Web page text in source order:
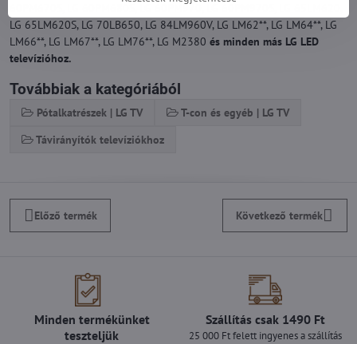
60PM670S, LG 60PM680S, LG 60PM970, LG 60PM970S, LG 65LM620,
LG 65LM620S, LG 70LB650, LG 84LM960V, LG LM62**, LG LM64**, LG
LM66**, LG LM67**, LG LM76**, LG M2380 és minden más LG LED
televízióhoz.
Továbbiak a kategóriából
Pótalkatrészek | LG TV
T-con és egyéb | LG TV
Távirányítók televíziókhoz
Előző termék Következő termék
Minden termékünket
teszteljük
Szállítás csak 1490 Ft
25 000 Ft felett ingyenes a szállítás